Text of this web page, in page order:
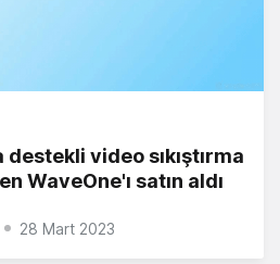
video sıkıştırma
WaveOne'ı satın aldı
28 Mart 2023